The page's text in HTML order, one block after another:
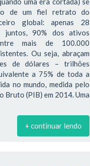
de um fiel retrato do
global: apenas 28
juntos, 90% dos ativos
mais de 100.000
Ou seja, abraçam
de dólares – trilhões
a 75% de toda a
no mundo, medida pelo
Bruto (PIB) em 2014. Uma
+ continuar lendo